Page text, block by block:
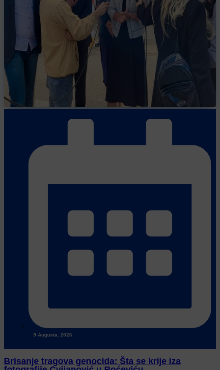
9 Augusta, 2026
Brisanje tragova genocida: Šta se krije iza